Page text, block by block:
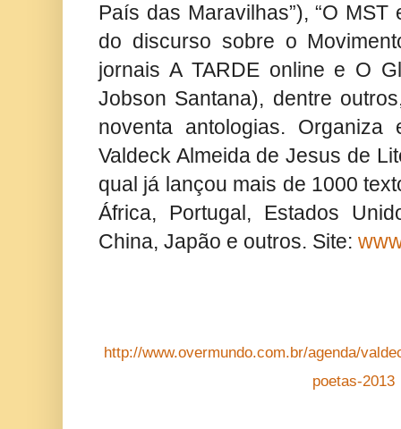
País das Maravilhas”), “O
do discurso sobre o
jornais A TARDE online e O
Jobson Santana), dentre
noventa antologias.
Valdeck Almeida de Jesus de
qual já lançou mais de 1000
África, Portugal, Estados
China, Japão e outros. Site:
http://www.overmundo.com.br/agenda/
poetas-2013